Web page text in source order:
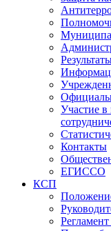
Участие
Контакты
ЕГИССО
КСП